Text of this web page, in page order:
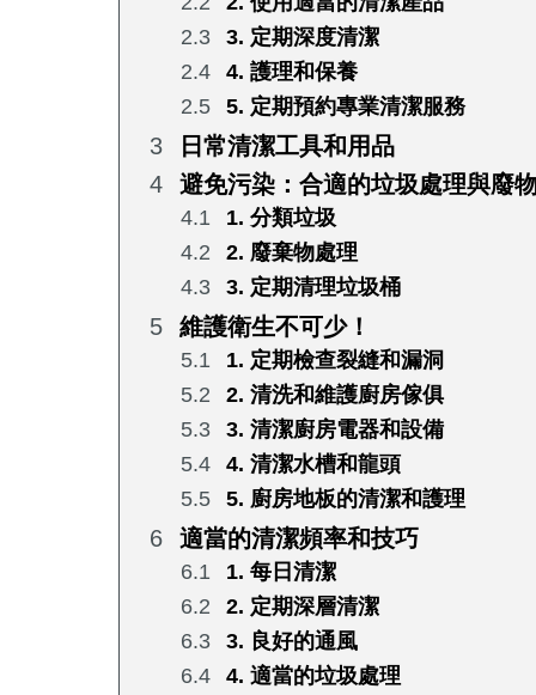
3. 定期深度清潔
4. 護理和保養
5. 定期預約專業清潔服務
日常清潔工具和用品
避免污染：合適的垃圾處理與廢
1. 分類垃圾
2. 廢棄物處理
3. 定期清理垃圾桶
維護衛生不可少！
1. 定期檢查裂縫和漏洞
2. 清洗和維護廚房傢俱
3. 清潔廚房電器和設備
4. 清潔水槽和龍頭
5. 廚房地板的清潔和護理
適當的清潔頻率和技巧
1. 每日清潔
2. 定期深層清潔
3. 良好的通風
4. 適當的垃圾處理